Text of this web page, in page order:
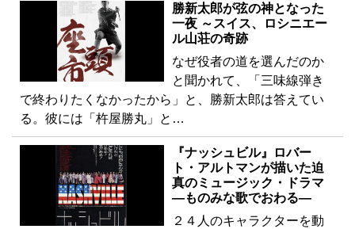
勝新太郎が弦の神となった
一夜 ～スイス、ロシニエー
ル山荘の奇跡
なぜ役者の道を選んだのか
と聞かれて、「三味線弾き
で終わりたくなかったから」と、勝新太郎は答えてい
る。彼には「杵屋勝丸」と…
『ナッシュビル』ロバー
ト・アルトマンが描いた迫
真のミュージック・ドラマ
―ものみな歌でおわる―
２４人のキャラクターを動